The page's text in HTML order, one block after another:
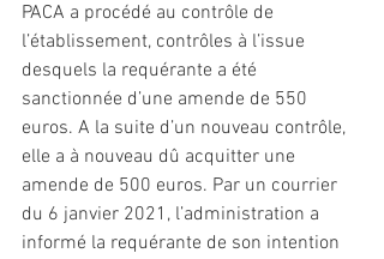
PACA a procédé au contrôle de
l’établissement, contrôles à l’issue
desquels la requérante a été
sanctionnée d’une amende de 550
euros. A la suite d’un nouveau contrôle,
elle a à nouveau dû acquitter une
amende de 500 euros. Par un courrier
du 6 janvier 2021, l’administration a
informé la requérante de son intention